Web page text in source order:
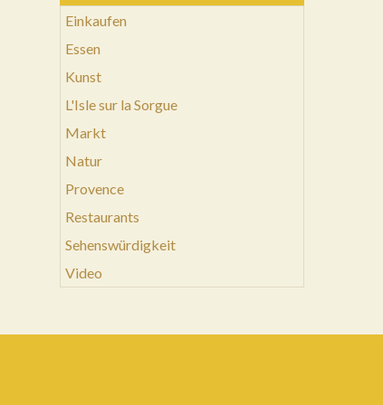
Einkaufen
Essen
Kunst
L'Isle sur la Sorgue
Markt
Natur
Provence
Restaurants
Sehenswürdigkeit
Video